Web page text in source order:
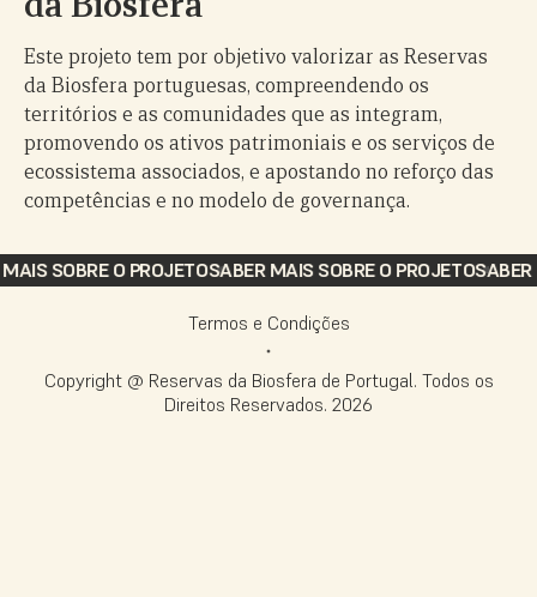
Este projeto tem por objetivo valorizar as Reservas
da Biosfera portuguesas, compreendendo os
territórios e as comunidades que as integram,
promovendo os ativos patrimoniais e os serviços de
ecossistema associados, e apostando no reforço das
competências e no modelo de governança.
SOBRE O PROJETOSABER MAIS SOBRE O PROJETOSABER
Copyright @ Reservas da Biosfera de Portugal. Todos os
Direitos Reservados. 2026
Termos e Condições